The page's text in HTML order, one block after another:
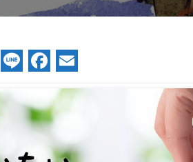
Twitter
LineFacebook